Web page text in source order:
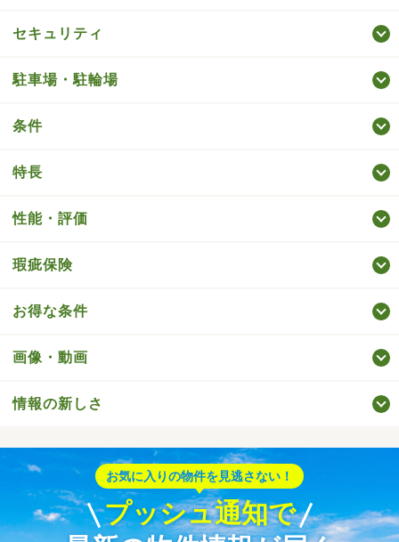
セキュリティ
駐車場・駐輪場
条件
特長
性能・評価
瑕疵保険
お得な条件
画像・動画
情報の新しさ
お気に入りの物件を見逃さない！
プッシュ通知で